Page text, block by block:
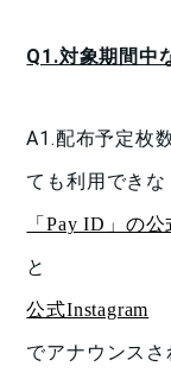
Q1.対象期間中
A1.配布予定枚
ても利用できな
「Pay ID」の
と
公式Instagram
でアナウンスさ